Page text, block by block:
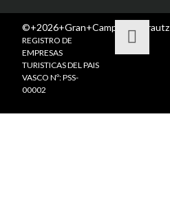
©+2026+Gran+Camping+Zarautz
REGISTRO DE
EMPRESAS
TURISTICAS DEL PAIS
VASCO Nº: PSS-
00002